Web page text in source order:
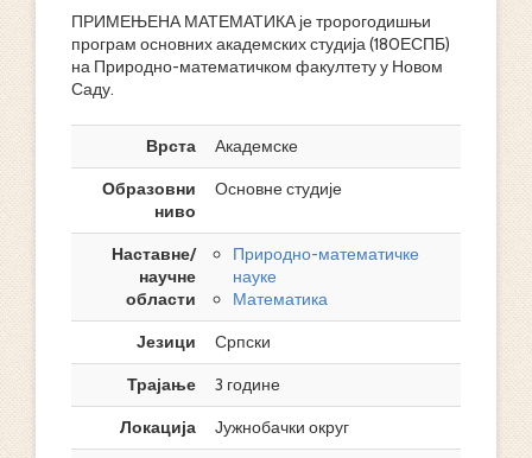
ПРИМЕЊЕНА МАТЕМАТИКА је тророгодишњи
програм основних академских студија (180ЕСПБ)
на Природно-математичком факултету у Новом
Саду.
Врста
Академске
Образовни
ниво
Основне студије
Наставне/
научне
области
Природно-математичке
науке
Математика
Језици
Српски
Трајање
3 године
Локација
Јужнобачки округ